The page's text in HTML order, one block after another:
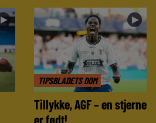
►
TIPSBLADETS DOM
►
Tillykke, AGF – en stjerne
er født!